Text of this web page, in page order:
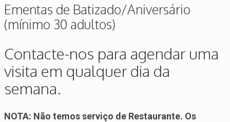
Ementas de Batizado/Aniversário
(mínimo 30 adultos)
Contacte-nos para agendar uma
visita em qualquer dia da
semana.
NOTA: Não temos serviço de Restaurante. Os